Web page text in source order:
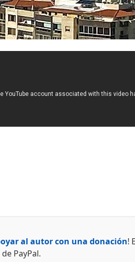
al autor con una donación!
de PayPal.